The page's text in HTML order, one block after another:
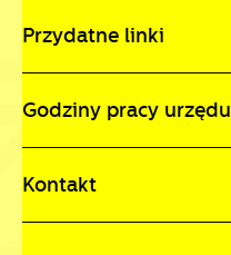
Przydatne linki
Godziny pracy urzędu
Kontakt